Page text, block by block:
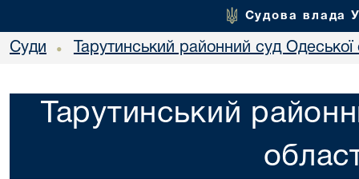
Судова влада
Суди • Тарутинський районний суд Одеської
Тарутинський